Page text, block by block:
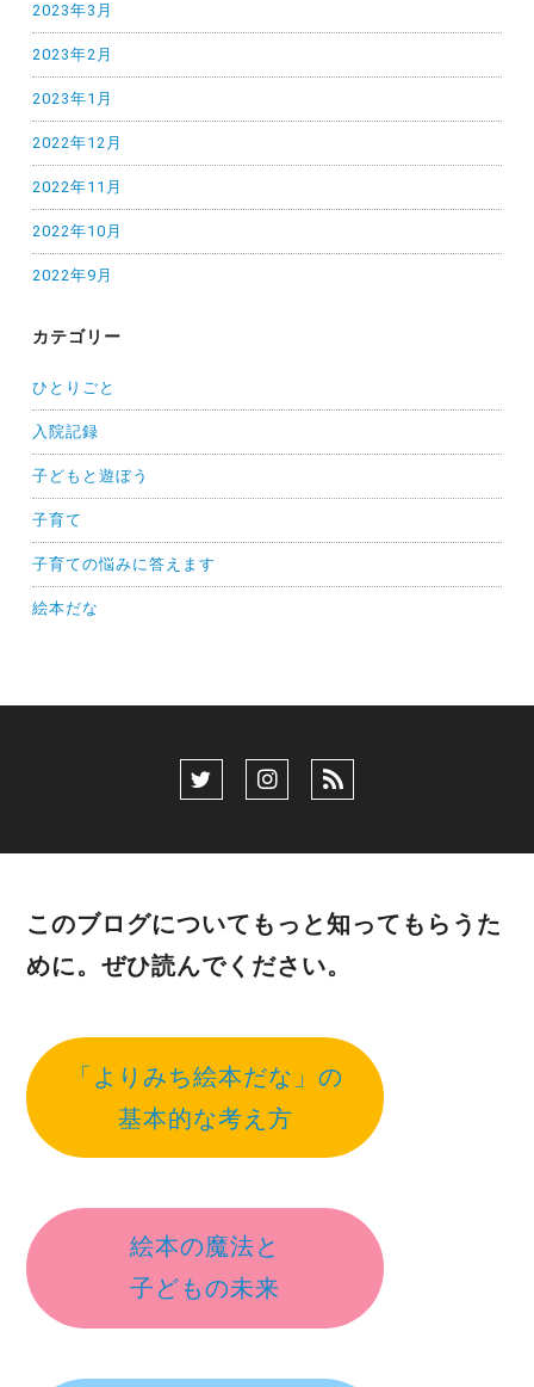
2023年3月
2023年2月
2023年1月
2022年12月
2022年11月
2022年10月
2022年9月
カテゴリー
ひとりごと
入院記録
子どもと遊ぼう
子育て
子育ての悩みに答えます
絵本だな
このブログについてもっと知ってもらうた
めに。ぜひ読んでください。
「よりみち絵本だな」の
基本的な考え方
絵本の魔法と
子どもの未来